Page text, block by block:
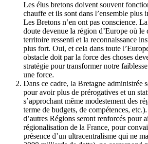
Les élus bretons doivent souvent
chauffe et ils sont dans l’ensemble plus
Les Bretons n’en ont pas conscience.
doute devenue la région d’Europe où le
territoire ressenti et la reconnaissance
plus fort. Oui, et cela dans toute
obstacle doit par la force des choses
stratégie pour transformer notre
une force.
Dans ce cadre, la Bretagne administrée
pour avoir plus de prérogatives et un
s’approchant même modestement des
terme de budgets, de compétences,
d’autres Régions seront renforcés pour
régionalisation de la France, pour
présence d’un ultracentralisme qui ne